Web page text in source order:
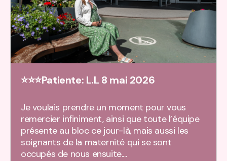
⭐⭐⭐Patiente: L.L 8 mai 2026
Je voulais prendre un moment pour vous
remercier infiniment, ainsi que toute l’équipe
présente au bloc ce jour-là, mais aussi les
soignants de la maternité qui se sont
occupés de nous ensuite....